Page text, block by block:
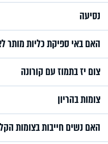
נסיעה
האם באי ספיקת כליות מותר
צום יז בתמוז עם קורונה
צומות בהריון
האם נשים חייבות בצומות